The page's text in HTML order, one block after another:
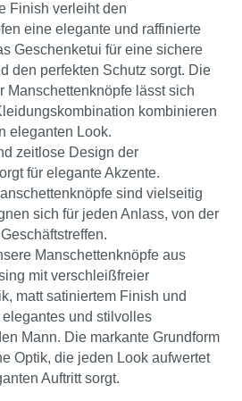
Finish verleiht den
eine elegante und raffinierte
Geschenketui für eine sichere
den perfekten Schutz sorgt. Die
Manschettenknöpfe lässt sich
kombinieren
eleganten Look.
zeitlose Design der
für elegante Akzente.
sind vielseitig
sich für jeden Anlass, von der
Manschettenknöpfe aus
mit verschleißfreier
matt satiniertem Finish und
und stilvolles
Mann. Die markante Grundform
Optik, die jeden Look aufwertet
Auftritt sorgt.